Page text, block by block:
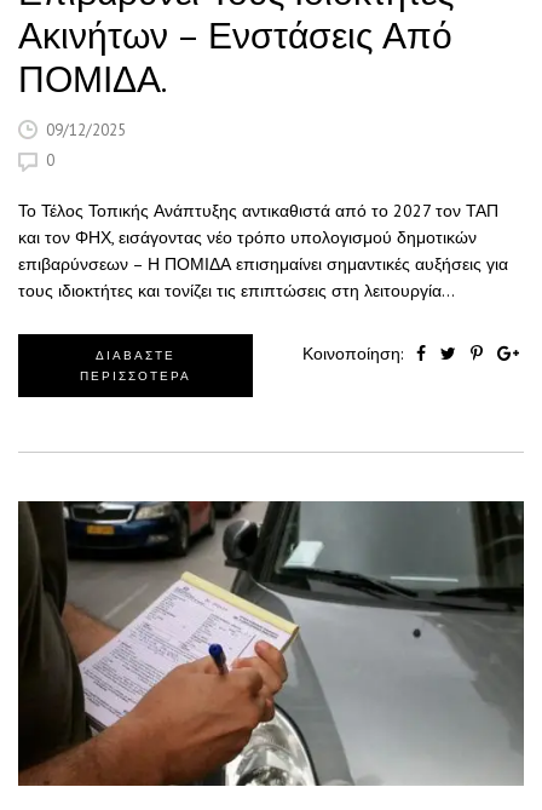
Ακινήτων – Ενστάσεις Από
ΠΟΜΙΔΑ.
09/12/2025
0
Το Τέλος Τοπικής Ανάπτυξης αντικαθιστά από το 2027 τον ΤΑΠ
και τον ΦΗΧ, εισάγοντας νέο τρόπο υπολογισμού δημοτικών
επιβαρύνσεων – Η ΠΟΜΙΔΑ επισημαίνει σημαντικές αυξήσεις για
τους ιδιοκτήτες και τονίζει τις επιπτώσεις στη λειτουργία…
ΔΙΑΒΑΣΤΕ
ΠΕΡΙΣΣΟΤΕΡΑ
Κοινοποίηση: